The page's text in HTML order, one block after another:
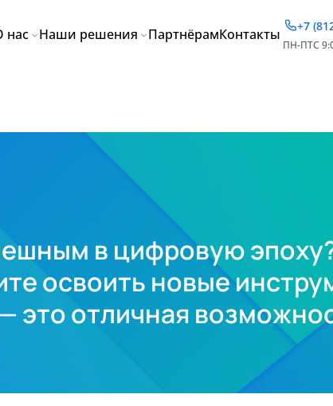
нас Наши решения ПартнёрамКонтакты +7
ПН-ПТС
в цифровую
освоить новые
это отличная